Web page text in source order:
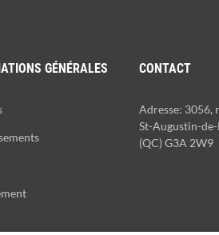
GÉNÉRALES CONTACT
Adresse: 3056,
St-Augustin-de-
(QC) G3A 2W9